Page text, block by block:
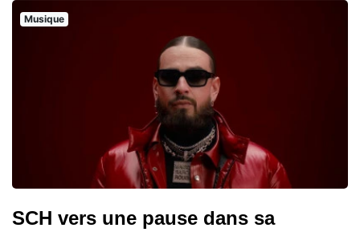
Musique
SCH vers une pause dans sa